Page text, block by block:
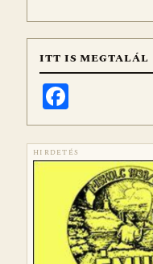
ITT IS MEGTALÁL
HIRDETÉS